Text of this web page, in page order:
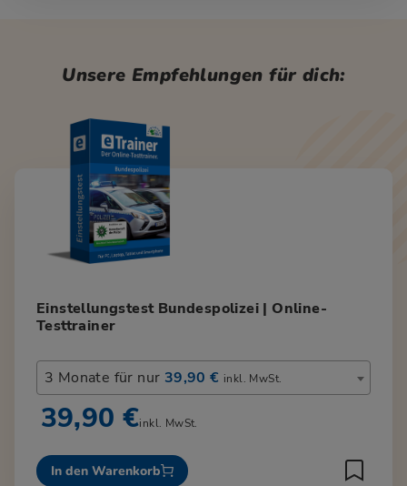
Unsere Empfehlungen für dich:
Einstellungstest Bundespolizei | Online-
Testtrainer
3 Monate für nur 39,90 € inkl. MwSt.
39,90 €inkl. MwSt.
In den Warenkorb